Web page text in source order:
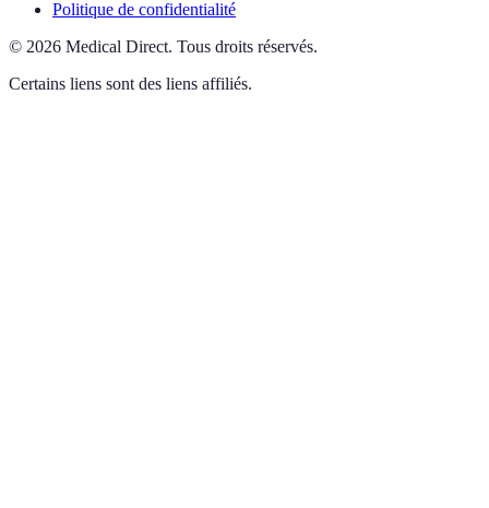
Politique de confidentialité
© 2026 Medical Direct. Tous droits réservés.
Certains liens sont des liens affiliés.